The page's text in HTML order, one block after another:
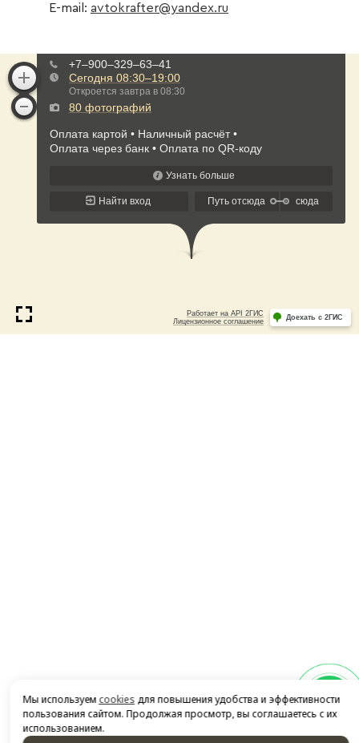
E-mail: avtokrafter@yandex.ru
2026 © “Автосервис АВТОКрафтер”
Политика конфиденциальности
Карта сайта
Мы используем cookies для повышения удобства и эффективности
пользования сайтом. Продолжая просмотр, вы соглашаетесь с их
использованием.